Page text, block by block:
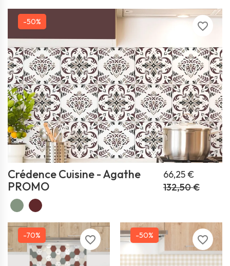
favorite_border
Crédence Cuisine - Agathe
PROMO
66,25 €
132,50 €
-50%
favorite_border
-70% favorite_border
-50%